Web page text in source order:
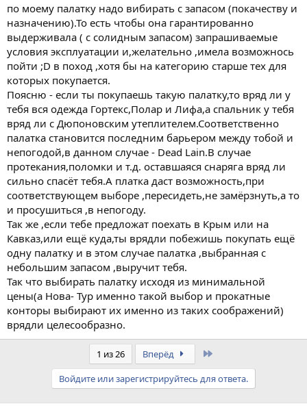
по моему палатку надо вибирать с запасом (покачеству и
назначению).То есть чтобы она гарантированно
выдерживала ( с солидным запасом) запрашиваемые
условия эксплуатации и,желательно ,имела возможнось
пойти ;D в поход ,хотя бы на категорию старше тех для
которых покупается.
Поясню - если ты покупаешь такую палатку,то вряд ли у
тебя вся одежда Гортекс,Полар и Лифа,а спальник у тебя
вряд ли с Дюпоновским утеплителем.Соответственно
палатка становится последним барьером между тобой и
непогодой,в данном случае - Dead Lain.В случае
протекания,поломки и т.д. оставшаяся снаряга вряд ли
сильно спасёт тебя.А платка даст возможность,при
соответствующем выборе ,пересидеть,не замёрзнуть,а то
и просушиться ,в непогоду.
Так же ,если тебе предложат поехать в Крым или на
Кавказ,или ещё куда,ты врядли побежишь покупать ещё
одну палатку и в этом случае палатка ,выбранная с
небольшим запасом ,выручит тебя.
Так что выбирать палатку исходя из минимальной
цены(а Нова- Тур именно такой выбор и прокатные
конторы выбирают их именно из таких соображений)
врядли целесообразно.
1 из 26 Вперёд
Войдите или зарегистрируйтесь для ответа.